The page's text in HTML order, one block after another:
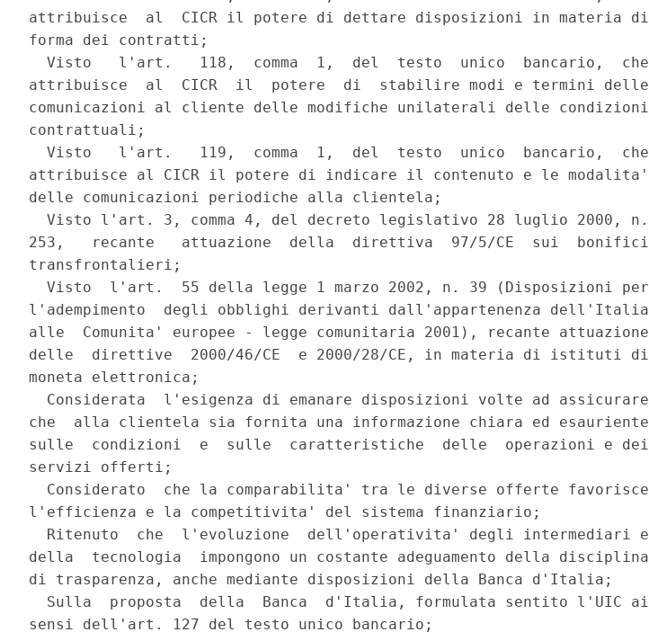
attribuisce  al  CICR il potere di dettare disposizioni in materia di
forma dei contratti;
  Visto   l'art.   118,  comma  1,  del  testo  unico  bancario,  che
attribuisce  al  CICR  il  potere  di  stabilire modi e termini delle
comunicazioni al cliente delle modifiche unilaterali delle condizioni
contrattuali;
  Visto   l'art.   119,  comma  1,  del  testo  unico  bancario,  che
attribuisce al CICR il potere di indicare il contenuto e le modalita'
delle comunicazioni periodiche alla clientela;
  Visto l'art. 3, comma 4, del decreto legislativo 28 luglio 2000, n.
253,   recante   attuazione  della  direttiva  97/5/CE  sui  bonifici
transfrontalieri;
  Visto  l'art.  55 della legge 1 marzo 2002, n. 39 (Disposizioni per
l'adempimento  degli obblighi derivanti dall'appartenenza dell'Italia
alle  Comunita' europee - legge comunitaria 2001), recante attuazione
delle  direttive  2000/46/CE  e 2000/28/CE, in materia di istituti di
moneta elettronica;
  Considerata  l'esigenza di emanare disposizioni volte ad assicurare
che  alla clientela sia fornita una informazione chiara ed esauriente
sulle  condizioni  e  sulle  caratteristiche  delle  operazioni e dei
servizi offerti;
  Considerato  che la comparabilita' tra le diverse offerte favorisce
l'efficienza e la competitivita' del sistema finanziario;
  Ritenuto  che  l'evoluzione  dell'operativita' degli intermediari e
della  tecnologia  impongono un costante adeguamento della disciplina
di trasparenza, anche mediante disposizioni della Banca d'Italia;
  Sulla  proposta  della  Banca  d'Italia, formulata sentito l'UIC ai
sensi dell'art. 127 del testo unico bancario;